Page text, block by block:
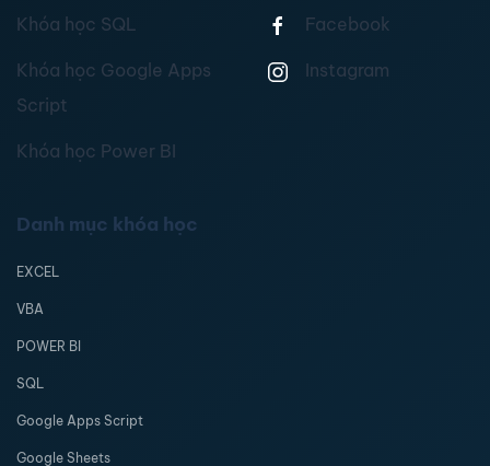
Khóa học SQL
Khóa học Google Apps
Script
Khóa học Power BI
Facebook
Instagram
Danh mục khóa học
EXCEL
VBA
POWER BI
SQL
Google Apps Script
Google Sheets